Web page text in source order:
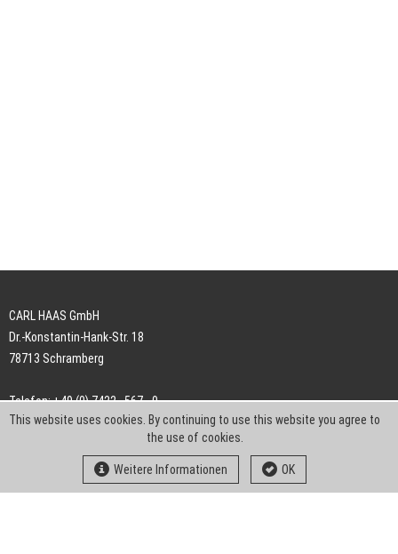
CARL HAAS GmbH
Dr.-Konstantin-Hank-Str. 18
78713 Schramberg
Telefon: +49 (0) 7422 . 567 - 0
Telefax: +49 (0) 7422 . 567 - 239
info-ch@kern-liebers.com
This website uses cookies. By continuing to use this website you agree to
the use of cookies.
Weitere Informationen OK